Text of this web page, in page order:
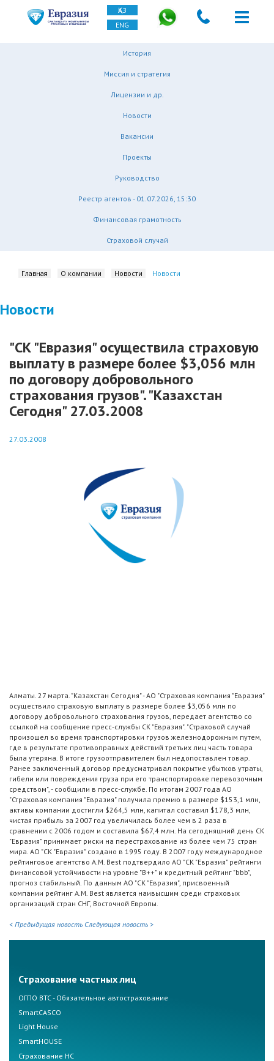
ҚАЗ
ENG
История
Миссия и стратегия
Лицензии и др.
Новости
Вакансии
Проекты
Руководство
Реестр агентов - 01.07.2026, 15:30
Финансовая грамотность
Страховой случай
Главная О компании Новости Новости
Новости
"СК "Евразия" осуществила страховую
выплату в размере более $3,056 млн
по договору добровольного
страхования грузов". "Казахстан
Сегодня" 27.03.2008
27.03.2008
Алматы. 27 марта. "Казахстан Сегодня" - АО "Страховая компания "Евразия"
осуществило страховую выплату в размере более $3,056 млн по
договору добровольного страхования грузов, передает агентство со
ссылкой на сообщение пресс-службы СК "Евразия". "Страховой случай
произошел во время транспортировки грузов железнодорожным путем,
где в результате противоправных действий третьих лиц часть товара
была утеряна. В итоге грузоотправителем был недопоставлен товар.
Ранее заключенный договор предусматривал покрытие убытков утраты,
гибели или повреждения груза при его транспортировке перевозочным
средством", - сообщили в пресс-службе. По итогам 2007 года АО
"Страховая компания "Евразия" получила премию в размере $153,1 млн,
активы компании достигли $264,5 млн, капитал составил $178,3 млн,
чистая прибыль за 2007 год увеличилась более чем в 2 раза в
сравнении с 2006 годом и составила $67,4 млн. На сегодняшний день СК
"Евразия" принимает риски на перестрахование из более чем 75 стран
мира. АО "СК "Евразия" создано в 1995 году. В 2007 году международное
рейтинговое агентство A.M. Best подтвердило АО "СК "Евразия" рейтинги
финансовой устойчивости на уровне "B++" и кредитный рейтинг "bbb",
прогноз стабильный. По данным АО "СК "Евразия", присвоенный
компании рейтинг A.M. Best является наивысшим среди страховых
организаций стран СНГ, Восточной Европы.
< Предыдущая новость Следующая новость >
Страхование частных лиц
ОГПО ВТС - Обязательное автострахование
SmartCASCO
Light House
SmartHOUSE
Страхование НС